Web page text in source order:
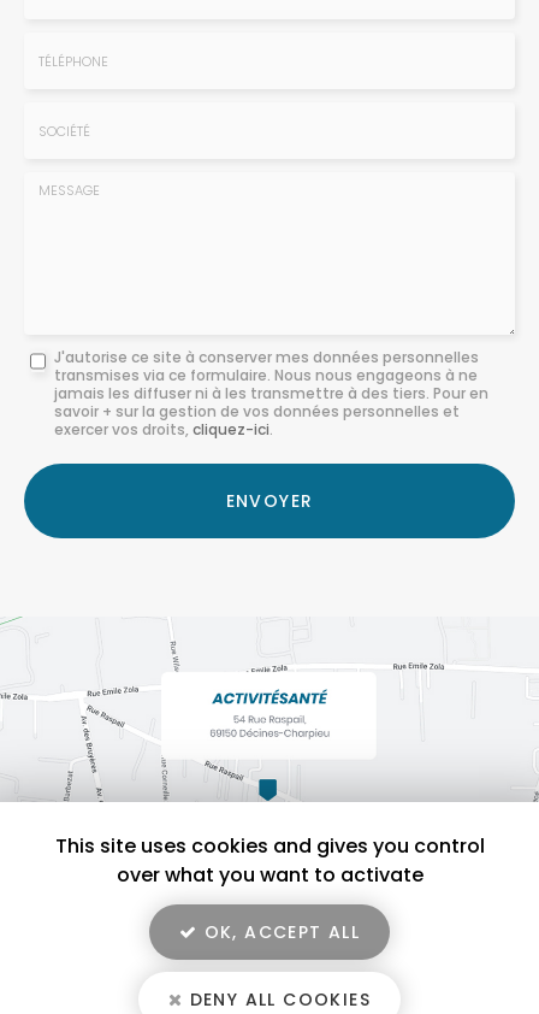
Message
J'autorise ce site à conserver mes données personnelles
transmises via ce formulaire. Nous nous engageons à ne
jamais les diffuser ni à les transmettre à des tiers. Pour en
savoir + sur la gestion de vos données personnelles et
exercer vos droits, cliquez-ici.
Acceptation
RGPD
*
ENVOYER
En savoir +
ACTIVITÉSANTÉ, salle de sport pour activité physique adaptée à
Mentions légales -Plan du site-Liens utiles
This site uses cookies and gives you control
over what you want to activate
OK, ACCEPT ALL
DENY ALL COOKIES